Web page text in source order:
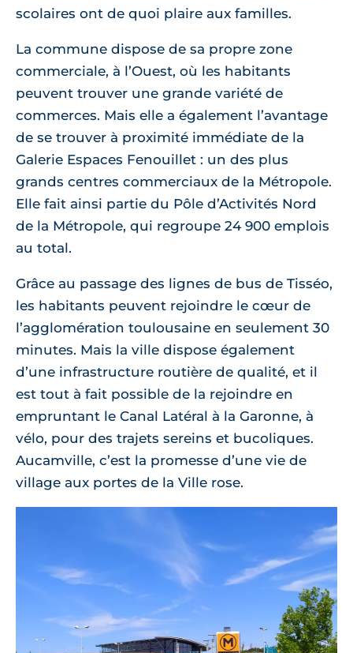
scolaires ont de quoi plaire aux familles.
La commune dispose de sa propre zone
commerciale, à l’Ouest, où les habitants
peuvent trouver une grande variété de
commerces. Mais elle a également l’avantage
de se trouver à proximité immédiate de la
Galerie Espaces Fenouillet : un des plus
grands centres commerciaux de la Métropole.
Elle fait ainsi partie du Pôle d’Activités Nord
de la Métropole, qui regroupe 24 900 emplois
au total.
Grâce au passage des lignes de bus de Tisséo,
les habitants peuvent rejoindre le cœur de
l’agglomération toulousaine en seulement 30
minutes. Mais la ville dispose également
d’une infrastructure routière de qualité, et il
est tout à fait possible de la rejoindre en
empruntant le Canal Latéral à la Garonne, à
vélo, pour des trajets sereins et bucoliques.
Aucamville, c’est la promesse d’une vie de
village aux portes de la Ville rose.